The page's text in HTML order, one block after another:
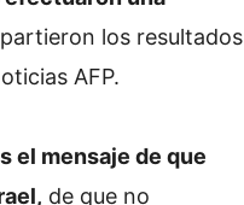
los resultados
AFP.
el mensaje de que
de que no